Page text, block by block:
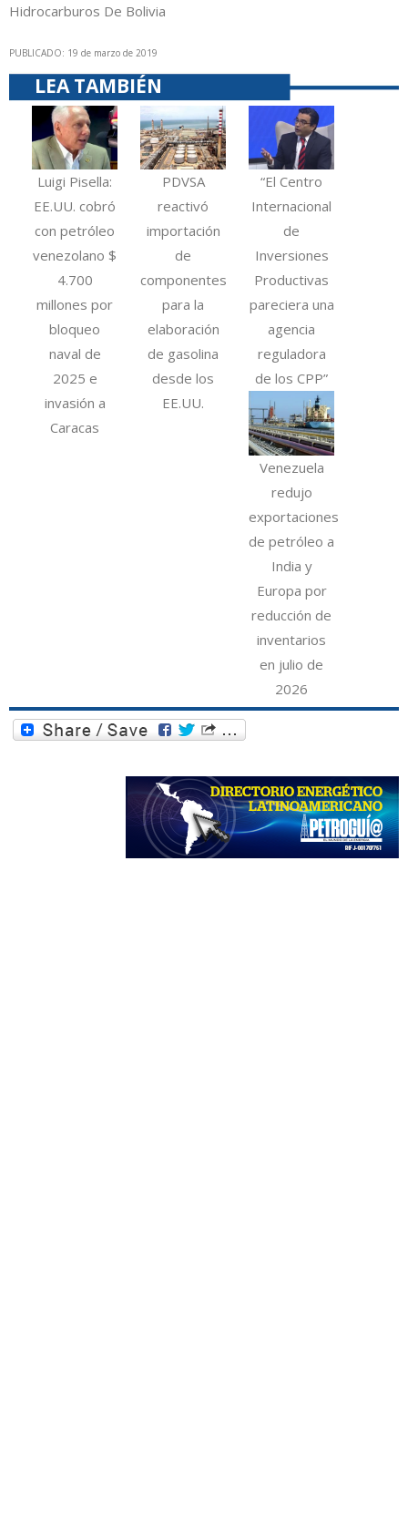
Hidrocarburos De Bolivia
PUBLICADO: 19 de marzo de 2019
LEA TAMBIÉN
Luigi Pisella:
EE.UU. cobró
con petróleo
venezolano $
4.700
millones por
bloqueo
naval de
2025 e
invasión a
Caracas
PDVSA
reactivó
importación
de
componentes
para la
elaboración
de gasolina
desde los
EE.UU.
“El Centro
Internacional
de
Inversiones
Productivas
pareciera una
agencia
reguladora
de los CPP”
Venezuela
redujo
exportaciones
de petróleo a
India y
Europa por
reducción de
inventarios
en julio de
2026